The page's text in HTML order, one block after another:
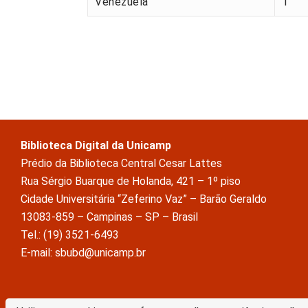
Biblioteca Digital da Unicamp
Prédio da Biblioteca Central Cesar Lattes
Rua Sérgio Buarque de Holanda, 421 – 1º piso
Cidade Universitária “Zeferino Vaz” – Barão Geraldo
13083-859 – Campinas – SP – Brasil
Tel.: (19) 3521-6493
E-mail: sbubd@unicamp.br
A Biblioteca Digital da Unicamp está licenciado com uma Licença